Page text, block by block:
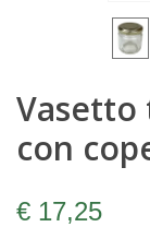
Vasetto
con
€ 17,25